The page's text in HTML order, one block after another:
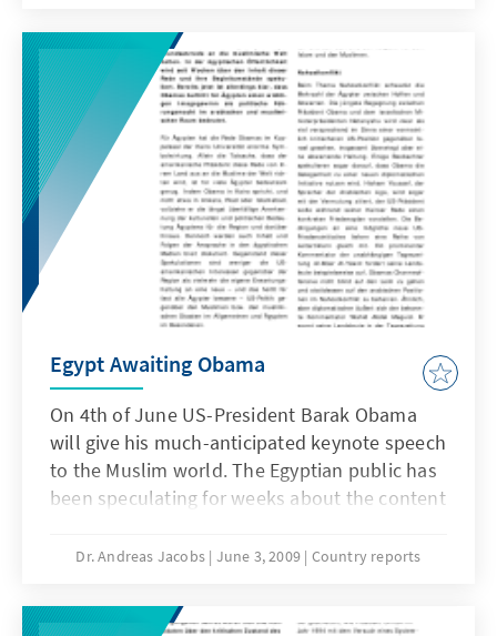
Union der nächsten fünf Jahre, die die
Menschen als Bürger wie als
Wirtschaftssubjekte, ihren Wohlstand wie ihre
Sicherheit in immer stärkerem Maße
unmittelbar betreffen.
Egypt Awaiting Obama
On 4th of June US-President Barak Obama
will give his much-anticipated keynote speech
to the Muslim world. The Egyptian public has
been speculating for weeks about the content
circumstances. Already now it is clear that
for Egypt’s image as a leading political power
Dr. Andreas Jacobs June 3, 2009 Country reports